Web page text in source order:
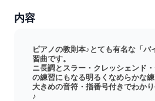
内容
ピアノの教則本♪とても有名な「バ
習曲です。
ニ長調とスラー・クレッシェンド
の練習にもなる明るくなめらかな練
大きめの音符・指番号付きでわか
♪